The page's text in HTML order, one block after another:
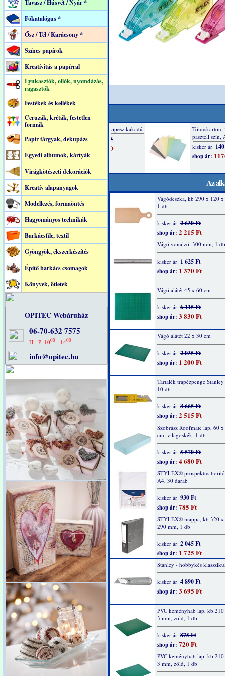
Tavasz / Húsvét / Nyár *
Főkatalógus *
Ősz / Tél / Karácsony *
Színes papírok
Kreatívitás a papírral
Lyukasztók, ollók, nyomdázás,
ragasztók
Festékek és kellékek
Ceruzák, kréták, festetlen
formák
Papír tárgyak, dekupázs
Egyedi albumok, kártyák
Virágkötészeti dekorációk
Kreatív alapanyagok
Modellezés, formaöntés
Hagyományos technikák
Barkácsfilc, textil
Gyöngyök, ékszerkészítés
Építő barkács csomagok
Könyvek, ötletek
OPITEC Webáruház
06-70-632 7575
H - P: 1000- 1400
info@opitec.hu
Az
Vágódeszka, kb 290 x 120
1 db
kisker ár: 2 630 Ft
shop ár: 2 215 Ft
Vágó vonalzó, 300 mm, 1 db
kisker ár: 1 625 Ft
shop ár: 1 370 Ft
Vágó alátét 45 x 60 cm
kisker ár: 6 115 Ft
shop ár: 3 830 Ft
Vágó alátét 22 x 30 cm
kisker ár: 2 035 Ft
shop ár: 1 200 Ft
Tartalék trapézpenge
10 db
kisker ár: 3 665 Ft
shop ár: 2 515 Ft
Szobrász Roofmate lap, 60
cm, világoskék, 1 db
kisker ár: 5 570 Ft
shop ár: 4 680 Ft
STYLEX® prospektus
A4, 30 darab
kisker ár: 930 Ft
shop ár: 785 Ft
STYLEX® mappa, kb 320
290 mm, 1 db
kisker ár: 2 045 Ft
shop ár: 1 725 Ft
Stanley - hobbykés
kisker ár: 4 890 Ft
shop ár: 3 695 Ft
PVC keményhab lap,
3 mm, zöld, 1 db
kisker ár: 875 Ft
shop ár: 720 Ft
PVC keményhab lap,
3 mm, zöld, 1 db